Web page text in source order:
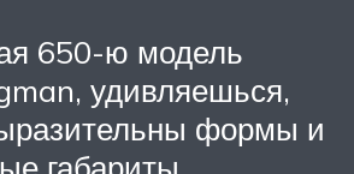
650-ю модель
удивляешься,
формы и